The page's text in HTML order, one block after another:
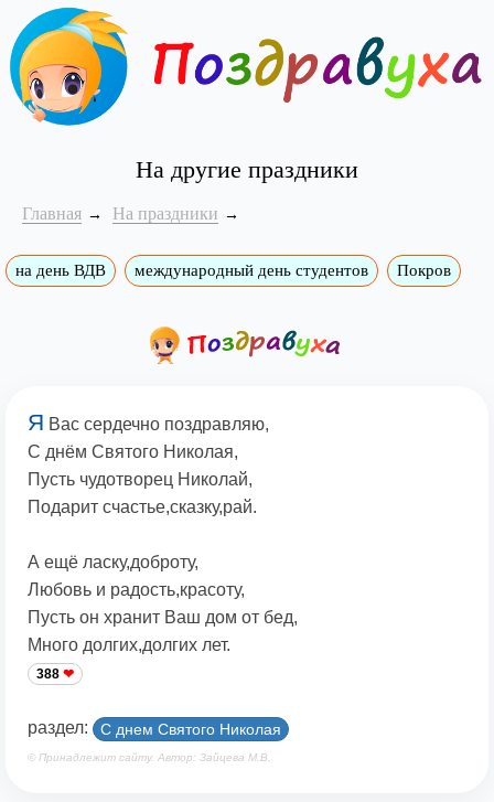
На другие праздники
Главная На праздники
на день ВДВ международный день студентов Покров
Я Вас сердечно поздравляю,
С днём Святого Николая,
Пусть чудотворец Николай,
Подарит счастье,сказку,рай.
А ещё ласку,доброту,
Любовь и радость,красоту,
Пусть он хранит Ваш дом от бед,
Много долгих,долгих лет.
388
раздел: С днем Святого Николая
© Принадлежит сайту. Автор: Зайцева М.В.